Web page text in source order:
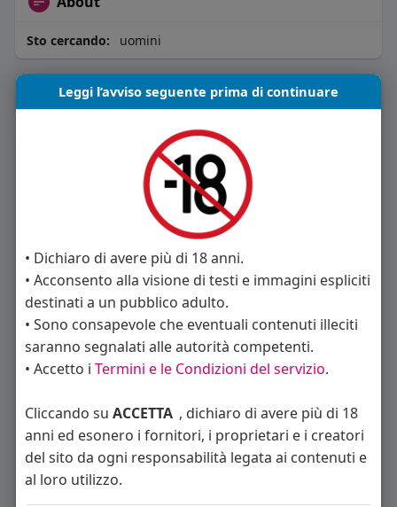
Sto cercando: uomini
Album(0)
Angelica Cattaneo callmevittoria
LAURA KISS Franco1983 beni luigi
Leggi l’avviso seguente prima di continuare
• Dichiaro di avere più di 18 anni.
• Acconsento alla visione di testi e immagini espliciti
destinati a un pubblico adulto.
• Sono consapevole che eventuali contenuti illeciti
saranno segnalati alle autorità competenti.
• Accetto i Termini e le Condizioni del servizio.
Cliccando su ACCETTA , dichiaro di avere più di 18
anni ed esonero i fornitori, i proprietari e i creatori
del sito da ogni responsabilità legata ai contenuti e
al loro utilizzo.